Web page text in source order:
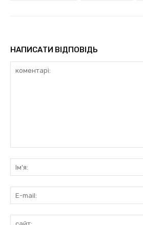
НАПИСАТИ ВІДПОВІДЬ